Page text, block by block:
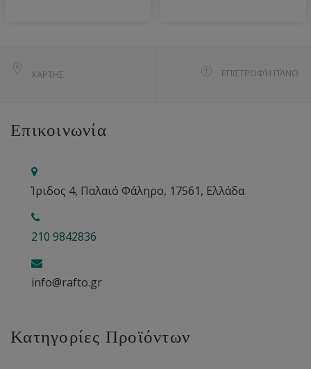
ΧΆΡΤΗΣ ΕΠΙΣΤΡΟΦΉ ΠΆΝΩ
Επικοινωνία
Ίριδος 4, Παλαιό Φάληρο, 17561, Ελλάδα
210 9842836
info@rafto.gr
Κατηγορίες Προϊόντων